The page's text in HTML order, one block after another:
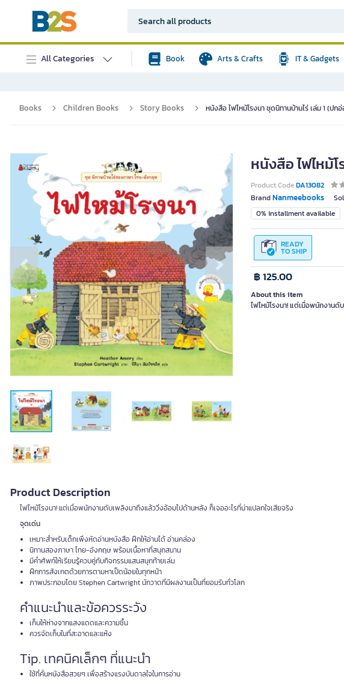
All Categories Book Arts & Crafts IT & Gadgets
Books Children Books Story Books หนังสือ ไฟไหม้โรงนา ชุดนิทานบ้านไร่ เล่ม 1 (ปก
Previous slide Next slide
หนังสือ ไฟไหม้
Product CodeDA13082
BrandNanmeebooks
0% installment available
READY
TO SHIP
฿ 125.00
About this item
ไฟไหม้โรงนา! แต่เมื่อพนักงานดั
Product Description
ไฟไหม้โรงนา! แต่เมื่อพนักงานดับเพลิงมาถึงแล้ววิ่งอ้อมไปด้านหลัง ก็เจออะไรที่น่าแปลกใจเสียจริง
จุดเด่น
เหมาะสำหรับเด็กเพิ่งหัดอ่านหนังสือ ฝึกให้อ่านได้ อ่านคล่อง
นิทานสองภาษา ไทย-อังกฤษ พร้อมเนื้อหาที่สนุกสนาน
มีคำศัพท์ให้เรียนรู้ควบคู่กับกิจกรรมแสนสนุกท้ายเล่ม
ฝึกการสังเกตด้วยการตามหาเป็ดน้อยในทุกหน้า
ภาพประกอบโดย Stephen Cartwright นักวาดที่มีผลงานเป็นที่ยอมรับทั่วโลก
คำแนะนำและข้อควรระวัง
เก็บให้ห่างจากแสงแดดและความชื้น
ควรจัดเก็บในที่สะอาดและแห้ง
Tip. เทคนิคเล็กๆ ที่แนะนำ
ใช้ที่คั่นหนังสือสวยๆ เพื่อสร้างแรงบันดาลใจในการอ่าน